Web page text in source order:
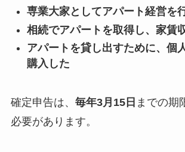
専業大家としてアパート経営を
相続でアパートを取得し、家賃
アパートを貸し出すために、個
購入した
確定申告は、 毎年3月15日 までの期
必要があります。